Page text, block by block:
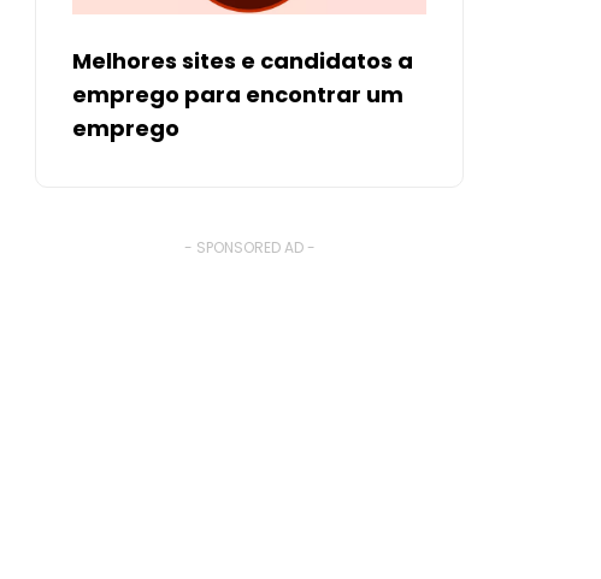
Melhores sites e candidatos a
emprego para encontrar um
emprego
- SPONSORED AD -